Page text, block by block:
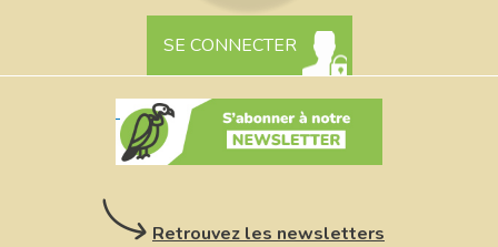
SE CONNECTER
Retrouvez les newsletters